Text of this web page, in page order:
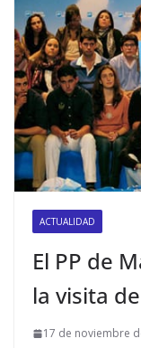
ACTUALIDAD
El PP de
la visita
17 de noviembre